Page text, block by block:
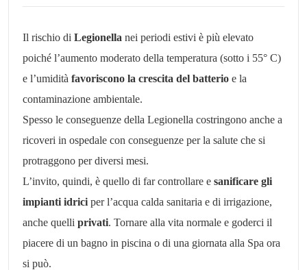
Il rischio di Legionella nei periodi estivi è più elevato
poiché l’aumento moderato della temperatura (sotto i 55° C)
e l’umidità favoriscono la crescita del batterio e la
contaminazione ambientale.
Spesso le conseguenze della Legionella costringono anche a
ricoveri in ospedale con conseguenze per la salute che si
protraggono per diversi mesi.
L’invito, quindi, è quello di far controllare e sanificare gli
impianti idrici per l’acqua calda sanitaria e di irrigazione,
anche quelli privati. Tornare alla vita normale e goderci il
piacere di un bagno in piscina o di una giornata alla Spa ora
si può.